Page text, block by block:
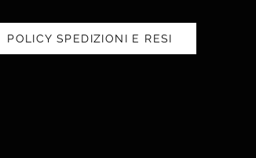
POLICY SPEDIZIONI E RESI